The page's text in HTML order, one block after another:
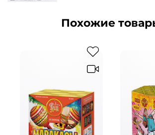
Похожие